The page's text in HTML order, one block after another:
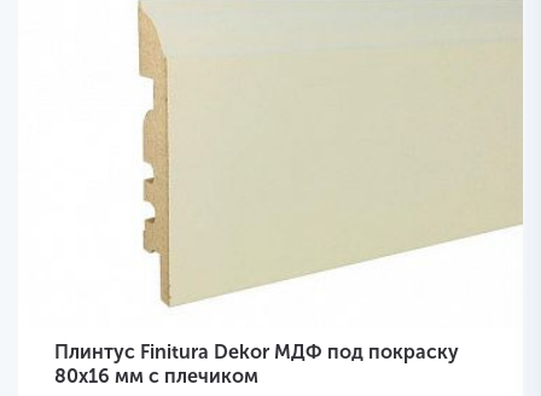
Плинтус Finitura Dekor МДФ под покраску
80x16 мм с плечиком